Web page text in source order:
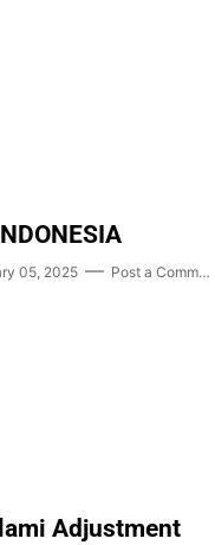
05, 2025 Post a Comment
Adjustment